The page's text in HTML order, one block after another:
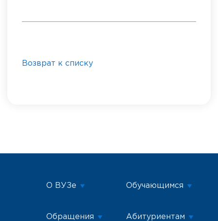
Возврат к списку
О ВУЗе Обучающимся
Обращения Абитуриентам